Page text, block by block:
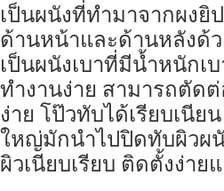
เป็นผนังที่ทำมาจากผงยิ
ด้านหน้าและด้านหลังด้
เป็นผนังเบาที่มีน้ำหนักเ
ทำงานง่าย สามารถตัด
ง่าย โป๊วทับได้เรียบเนีย
ใหญ่มักนำไปปิดทับผิวผ
ผิวเนียบเรียบ ติดตั้งง่าย